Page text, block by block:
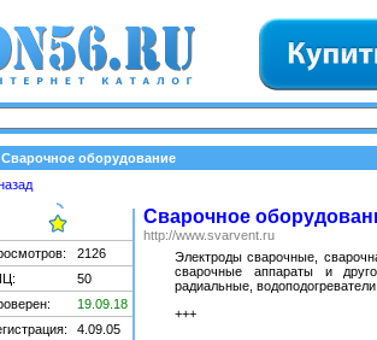
Сварочное оборудование
2126
50
19.09.18
4.09.05
Сварочное
http://www.svarvent.ru
Электроды сварочные,
сварочные аппараты и
радиальные,
+++